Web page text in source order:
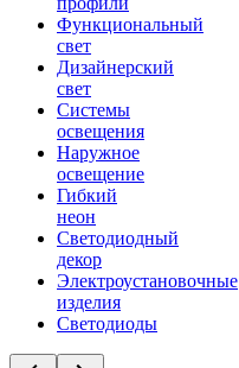
Функциональный
свет
Дизайнерский
свет
Системы
освещения
Наружное
освещение
Гибкий
неон
Светодиодный
декор
Электроустановочные
изделия
Светодиоды